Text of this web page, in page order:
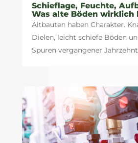
Schieflage, Feuchte,
Was alte Böden wirklich
Altbauten haben Charakter.
Dielen, leicht schiefe Böden
Spuren vergangener